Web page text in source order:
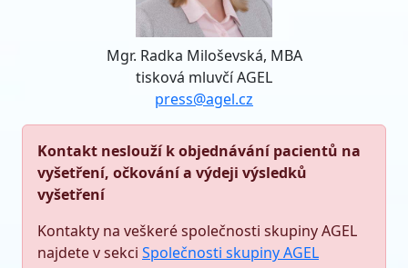
Mgr. Radka Miloševská, MBA
tisková mluvčí AGEL
press@agel.cz
Kontakt neslouží k objednávání pacientů na
vyšetření, očkování a výdeji výsledků
vyšetření
Kontakty na veškeré společnosti skupiny AGEL
najdete v sekci Společnosti skupiny AGEL